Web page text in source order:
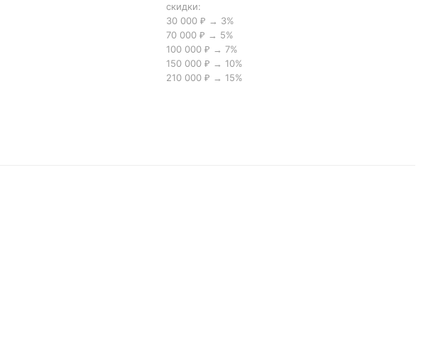
скидки:
30 000 ₽ → 3%
70 000 ₽ → 5%
100 000 ₽ → 7%
150 000 ₽ → 10%
210 000 ₽ → 15%